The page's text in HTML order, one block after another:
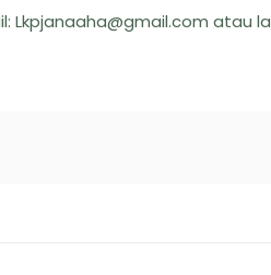
Lkpjanaaha@gmail.com atau